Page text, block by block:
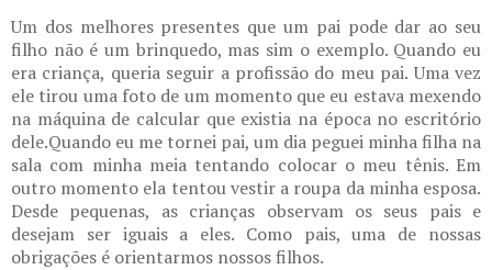
Um dos melhores presentes que um pai pode dar ao seu
filho não é um brinquedo, mas sim o exemplo. Quando eu
era criança, queria seguir a profissão do meu pai. Uma vez
ele tirou uma foto de um momento que eu estava mexendo
na máquina de calcular que existia na época no escritório
dele.Quando eu me tornei pai, um dia peguei minha filha na
sala com minha meia tentando colocar o meu tênis. Em
outro momento ela tentou vestir a roupa da minha esposa.
Desde pequenas, as crianças observam os seus pais e
desejam ser iguais a eles. Como pais, uma de nossas
obrigações é orientarmos nossos filhos.